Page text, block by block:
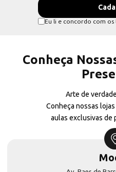
Eu li e concordo com os
Conheça
Arte de
Conheça nossas
aulas exclusivas de